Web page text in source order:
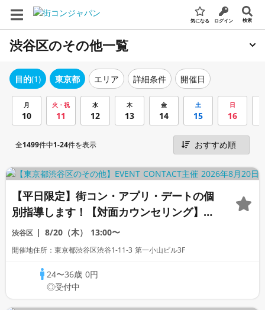
気になる ログイン 検索
渋谷区のその他一覧
目的(1) 東京都 エリア 詳細条件 開催日
月
10
火・祝
11
水
12
木
13
金
14
土
15
日
16
全1499件中1-24件を表示
【平日限定】街コン・アプリ・デートの個
別指導します！【対面カウンセリング】
《芹沢カウンセラー》
渋谷区 8/20（木） 13:00〜
開催地住所：東京都渋谷区渋谷1-11-3 第一小山ビル3F
24〜36歳0円
◎受付中